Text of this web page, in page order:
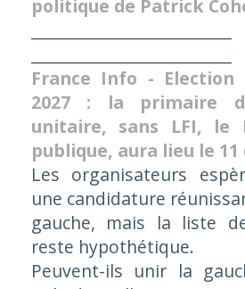
politique de Patrick
France Info - Election
2027 : la primaire
unitaire, sans LFI, le
publique, aura lieu le
Les organisateurs
une candidature
gauche, mais la liste
reste hypothétique.
Peuvent-ils unir la